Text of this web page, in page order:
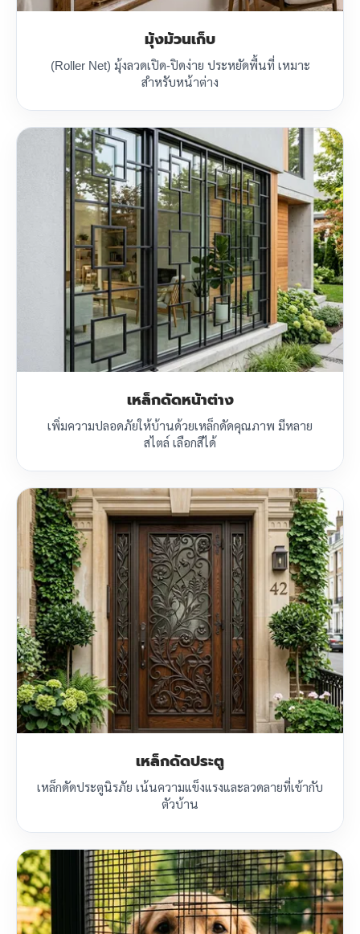
มุ้งม้วนเก็บ
(Roller Net) มุ้งลวดเปิด-ปิดง่าย ประหยัดพื้นที่ เหมาะ
สำหรับหน้าต่าง
เหล็กดัดหน้าต่าง
เพิ่มความปลอดภัยให้บ้านด้วยเหล็กดัดคุณภาพ มีหลาย
สไตล์ เลือกสีได้
เหล็กดัดประตู
เหล็กดัดประตูนิรภัย เน้นความแข็งแรงและลวดลายที่เข้ากับ
ตัวบ้าน